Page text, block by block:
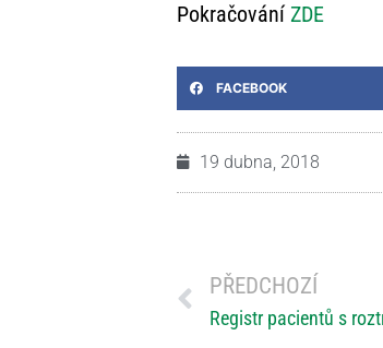
Pokračování ZDE
FACEBOOK
19 dubna, 2018
PŘEDCHOZÍ